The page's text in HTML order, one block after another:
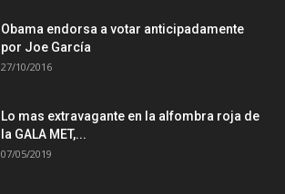
Obama endorsa a votar anticipadamente
por Joe García
27/10/2016
Lo mas extravagante en la alfombra roja de
la GALA MET,...
07/05/2019